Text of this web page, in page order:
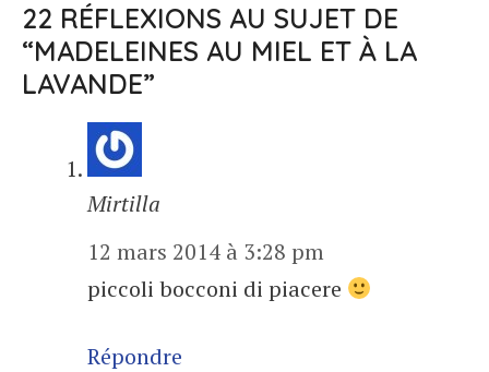
22 RÉFLEXIONS AU SUJET DE
“MADELEINES AU MIEL ET À LA
LAVANDE”
Mirtilla
12 mars 2014 à 3:28 pm
piccoli bocconi di piacere
Répondre